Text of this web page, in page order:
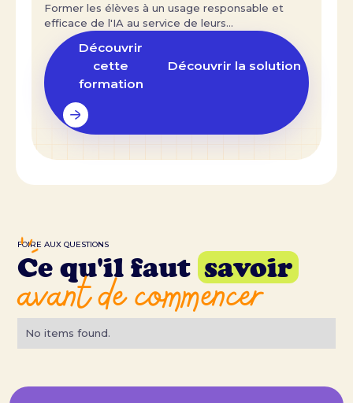
Former les élèves à un usage responsable et
efficace de l'IA au service de leurs
apprentissages.
Découvrir
cette
formation
Découvrir la solution
FOIRE AUX QUESTIONS
Ce qu'il fautsavoir
avant de commencer
No items found.